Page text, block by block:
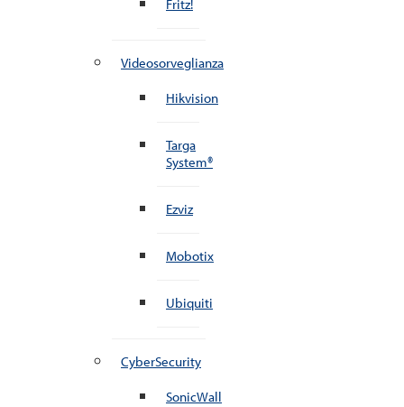
Fritz!
Videosorveglianza
Hikvision
Targa
System®
Ezviz
Mobotix
Ubiquiti
CyberSecurity
SonicWall